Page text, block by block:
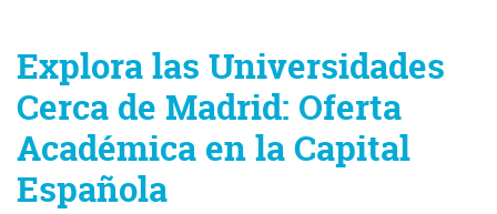
Explora las Universidades
Cerca de Madrid: Oferta
Académica en la Capital
Española